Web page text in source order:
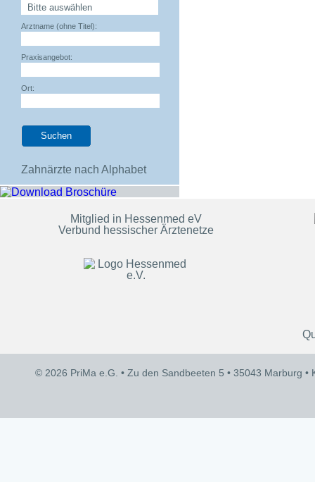
Arztname (ohne Titel):
Praxisangebot:
Ort:
Zahnärzte nach Alphabet
Mitglied in Hessenmed eV
Verbund hessischer Ärztenetze
© 2026 PriMa e.G. • Zu den Sandbeeten 5 • 35043 Marburg •